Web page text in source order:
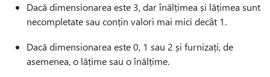
Dacă dimensionarea este 3, dar înălțimea și lățimea sunt
necompletate sau conțin valori mai mici decât 1.
Dacă dimensionarea este 0, 1 sau 2 și furnizați, de
asemenea, o lățime sau o înălțime.